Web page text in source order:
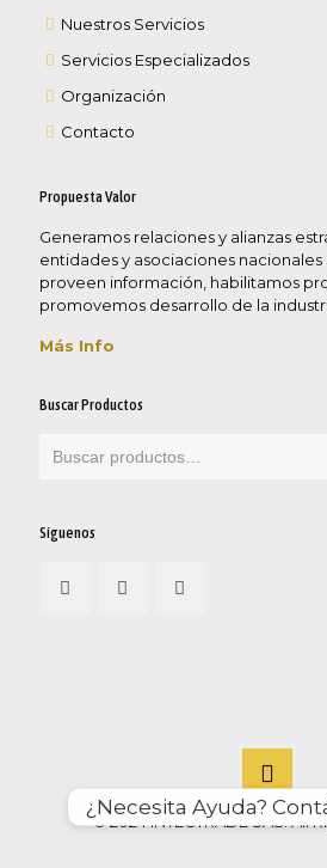
Nuestros Servicios
Servicios Especializados
Organización
Contacto
Propuesta Valor
Generamos relaciones y alianzas
entidades y asociaciones
proveen información, habilitamos
promovemos desarrollo de la
Más Info
Buscar Productos
Síguenos
© 2024 INTECTRADE SAS. All